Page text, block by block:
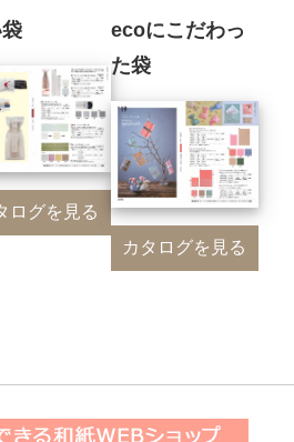
ログを見る
ecoにこだわっ
た袋
カタログを見る